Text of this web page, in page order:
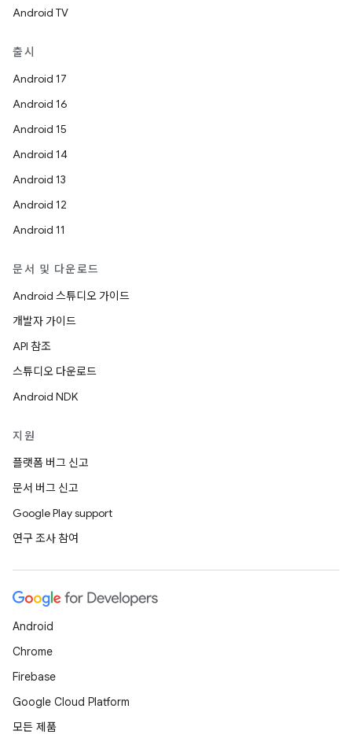
Android TV
출시
Android 17
Android 16
Android 15
Android 14
Android 13
Android 12
Android 11
문서 및 다운로드
Android 스튜디오 가이드
개발자 가이드
API 참조
스튜디오 다운로드
Android NDK
지원
플랫폼 버그 신고
문서 버그 신고
Google Play support
연구 조사 참여
Android
Chrome
Firebase
Google Cloud Platform
모든 제품